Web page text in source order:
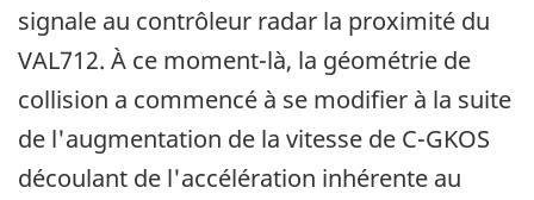
signale au contrôleur radar la proximité du
VAL712. À ce moment-là, la géométrie de
collision a commencé à se modifier à la suite
de l'augmentation de la vitesse de C-GKOS
découlant de l'accélération inhérente au